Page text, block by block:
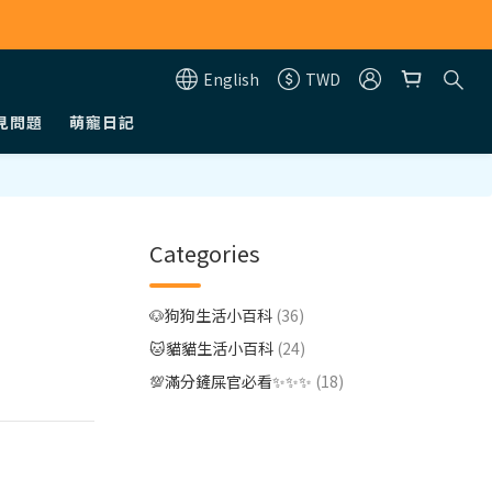
English
TWD
問題
萌寵日記
Categories
🐶狗狗生活小百科 (36)
🐱貓貓生活小百科 (24)
💯滿分鏟屎官必看✨✨✨ (18)